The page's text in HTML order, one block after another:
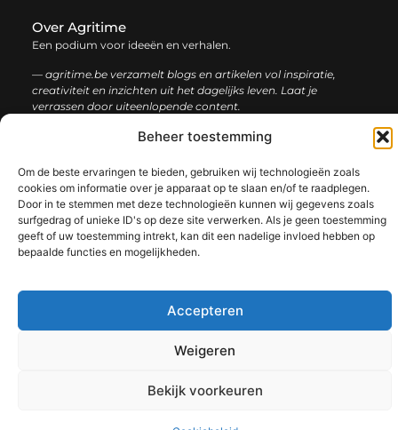
Beheer toestemming
Om de beste ervaringen te bieden, gebruiken wij technologieën zoals
cookies om informatie over je apparaat op te slaan en/of te raadplegen.
Door in te stemmen met deze technologieën kunnen wij gegevens zoals
surfgedrag of unieke ID's op deze site verwerken. Als je geen toestemming
geeft of uw toestemming intrekt, kan dit een nadelige invloed hebben op
bepaalde functies en mogelijkheden.
Accepteren
Weigeren
Bekijk voorkeuren
Over Agritime
Een podium voor ideeën en verhalen.
— agritime.be verzamelt blogs en artikelen vol inspiratie,
creativiteit en inzichten uit het dagelijks leven. Laat je
verrassen door uiteenlopende content.
informatie